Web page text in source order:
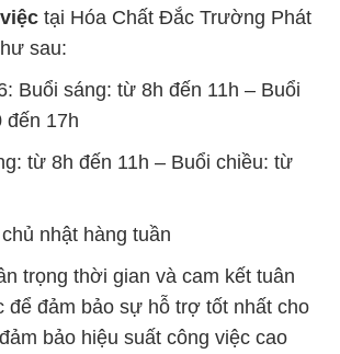
tại Hóa Chất Đắc Trường Phát
sau:
Buổi sáng: từ 8h đến 11h – Buổi
đến 17h
từ 8h đến 11h – Buổi chiều: từ
nhật hàng tuần
trọng thời gian và cam kết tuân
để đảm bảo sự hỗ trợ tốt nhất cho
bảo hiệu suất công việc cao